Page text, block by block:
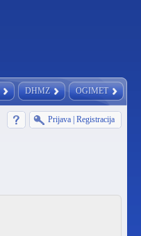
DHMZ OGIMET
Prijava Registracija